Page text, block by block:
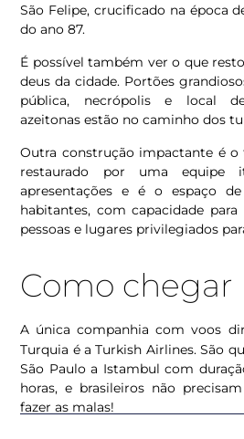
São Felipe, crucificado na época
do ano 87.
É possível também ver o que
deus da cidade. Portões
pública, necrópolis e local
azeitonas estão no caminho dos
Outra construção impactante é o
restaurado por uma equipe
apresentações e é o espaço
habitantes, com capacidade
pessoas e lugares privilegiados
Como chegar
A única companhia com voos
Turquia é a Turkish Airlines. São
São Paulo a Istambul com
horas, e brasileiros não
fazer as malas!